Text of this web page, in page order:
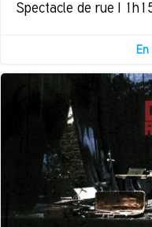
Spectacle de rue |